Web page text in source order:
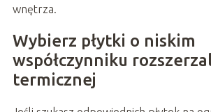
wnętrza.
Wybierz płytki o niskim
współczynniku
termicznej